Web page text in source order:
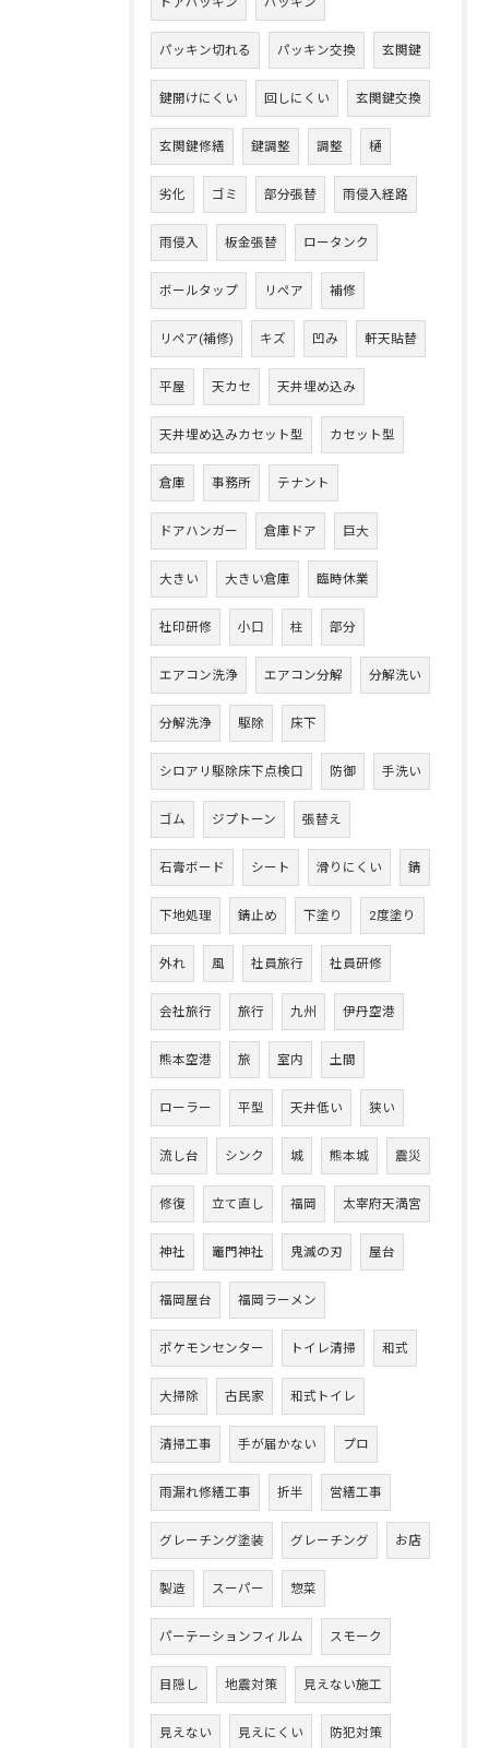
パッキン切れる パッキン交換 玄関鍵
鍵開けにくい 回しにくい 玄関鍵交換
玄関鍵修繕 鍵調整 調整 樋
劣化 ゴミ 部分張替 雨侵入経路
雨侵入 板金張替 ロータンク
ボールタップ リペア 補修
リペア(補修) キズ 凹み 軒天貼替
平屋 天カセ 天井埋め込み
天井埋め込みカセット型 カセット型
倉庫 事務所 テナント
ドアハンガー 倉庫ドア 巨大
大きい 大きい倉庫 臨時休業
社印研修 小口 柱 部分
エアコン洗浄 エアコン分解 分解洗い
分解洗浄 駆除 床下
シロアリ駆除床下点検口 防御 手洗い
ゴム ジプトーン 張替え
石膏ボード シート 滑りにくい 錆
下地処理 錆止め 下塗り 2度塗り
外れ 風 社員旅行 社員研修
会社旅行 旅行 九州 伊丹空港
熊本空港 旅 室内 土間
ローラー 平型 天井低い 狭い
流し台 シンク 城 熊本城 震災
修復 立て直し 福岡 太宰府天満宮
神社 竈門神社 鬼滅の刃 屋台
福岡屋台 福岡ラーメン
ポケモンセンター トイレ清掃 和式
大掃除 古民家 和式トイレ
清掃工事 手が届かない プロ
雨漏れ修繕工事 折半 営繕工事
グレーチング塗装 グレーチング お店
製造 スーパー 惣菜
パーテーションフィルム スモーク
目隠し 地震対策 見えない施工
見えない 見えにくい 防犯対策